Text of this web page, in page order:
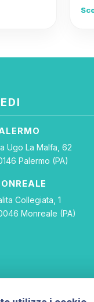
Ugo La Malfa, 62
Palermo (PA)
Collegiata, 1
Monreale (PA)